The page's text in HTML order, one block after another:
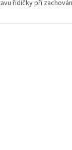
řidičky při